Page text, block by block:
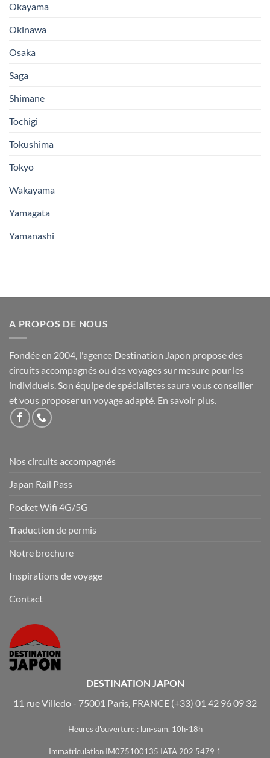
Okayama
Okinawa
Osaka
Saga
Shimane
Tochigi
Tokushima
Tokyo
Wakayama
Yamagata
Yamanashi
A PROPOS DE NOUS
Fondée en 2004, l'agence Destination Japon propose des
circuits accompagnés ou des voyages sur mesure pour les
individuels. Son équipe de spécialistes saura vous conseiller
et vous proposer un voyage adapté. En savoir plus.
Nos circuits accompagnés
Japan Rail Pass
Pocket Wifi 4G/5G
Traduction de permis
Notre brochure
Inspirations de voyage
Contact
DESTINATION JAPON
11 rue Villedo - 75001 Paris, FRANCE (+33) 01 42 96 09 32
Heures d'ouverture : lun-sam. 10h-18h
Immatriculation IM075100135 IATA 202 5479 1